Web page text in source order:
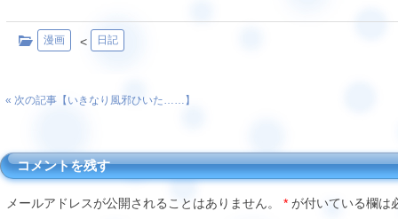
漫画 < 日記
« 次の記事【 いきなり風邪ひいた…… 】
コメントを残す
メールアドレスが公開されることはありません。 * が付いている欄は